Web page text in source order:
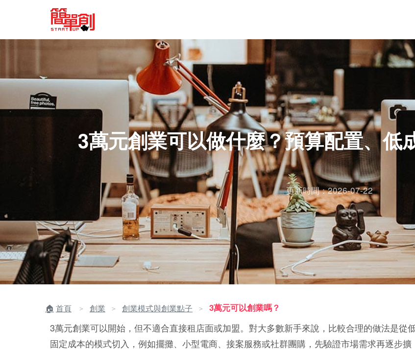
3萬元創業可以做什麼？預算配置、低
更新時間：2026-07-22
首頁 ＞ 創業 ＞ 創業模式與創業點子 ＞ 3萬元可以創業嗎？
3萬元創業可以開始，但不適合直接租店面或加盟。對大多數新手來說，比較合理的做法是從
固定成本的模式切入，例如擺攤、小型電商、接案服務或社群團購，先驗證市場需求再逐步擴